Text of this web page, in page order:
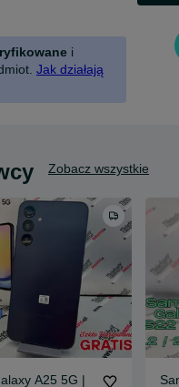
i
Jak działają
Zobacz wszystkie
A25 5G |